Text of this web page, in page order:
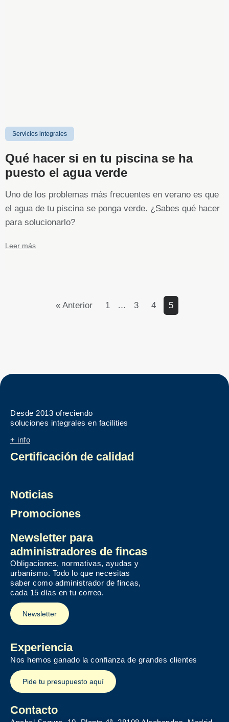
Servicios integrales
Qué hacer si en tu piscina se ha
puesto el agua verde
Uno de los problemas más frecuentes en verano es que
el agua de tu piscina se ponga verde. ¿Sabes qué hacer
para solucionarlo?
Leer más
« Anterior 1 … 3 4 5
Desde 2013 ofreciendo
soluciones integrales en facilities
+ info
Certificación de calidad
Noticias
Promociones
Newsletter para
administradores de fincas
Obligaciones, normativas, ayudas y
urbanismo. Todo lo que necesitas
saber como administrador de fincas,
cada 15 días en tu correo.
Newsletter
Experiencia
Nos hemos ganado la confianza de grandes clientes
Pide tu presupuesto aquí
Contacto